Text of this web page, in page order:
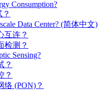
Consumption?
Data Center? (简体中文)
互连？
检测？
Sensing?
？
？
络 (PON)？